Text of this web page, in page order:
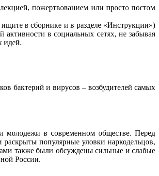
пожертвованием или просто постом
в сборнике и в разделе «Инструкции»)
активности в социальных сетях, не забывая
идей.
бактерий и вирусов – возбудителей самых
молодежи в современном обществе. Перед
популярные уловки наркодельцов,
также были обсуждены сильные и слабые
России.